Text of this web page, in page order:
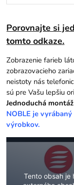
Porovnajte si
tomto odkaze.
Zobrazenie farieb
zobrazovacieho
neistoty nás
sú pre Vašu lepšiu
Jednoduchá
NOBLE je
výrobkov.
Tento obsah je